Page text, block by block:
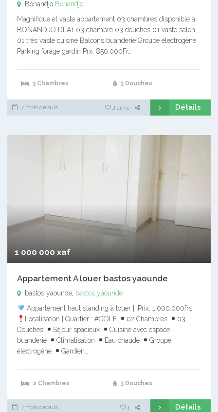
Bonandjo Bonandjo
Magnifique et vaste appartement 03 chambres disponible à
BONANDJO DLA1 03 chambre 03 douches 01 vaste salon
01 très vaste cuisine Balcons buanderie Groupe électrogène
Parking forage gardin Prx: 850.000Fr…
3 Chambres 3 Douches
7 mois depuis J'aime Détails
1 000 000 xaf
Appartement A louer bastos yaounde
bastos yaounde, bastos yaounde
Appartement haut standing à louer || Prix: 1.000.000frs
Localisation | Quartier : #GOLF
02 Chambres
03
Douches
Séjour spacieux
Cuisine avec espace
buanderie
Climatisation Eau chaude
Groupe
électrogène
Gardien…
2 Chambres 3 Douches
7 mois depuis 1 Détails